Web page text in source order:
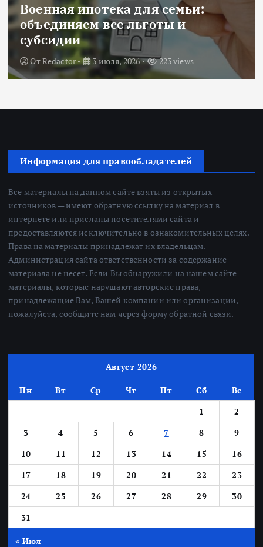
Военная ипотека для семьи:
объединяем все льготы и
субсидии
ОтRedactor 3 июля, 2026 223 views
Информация для правообладателей
Все материалы на данном сайте взяты из открытых
источников — имеют обратную ссылку на материал в
интернете или присланы посетителями сайта и
предоставляются исключительно в ознакомительных целях.
Права на материалы принадлежат их владельцам.
Администрация сайта ответственности за содержание
материала не несет. Если Вы обнаружили на нашем сайте
материалы, которые нарушают авторские права,
принадлежащие Вам, Вашей компании или организации,
пожалуйста, сообщите нам через форму обратной связи.
Август 2026
Пн Вт Ср Чт Пт Сб
Вс
1
2
3
4 5 6 7 8
9
10
11 12 13 14 15
16
17
18 19 20 21 22
23
24
25 26 27 28 29
30
31
« Июл